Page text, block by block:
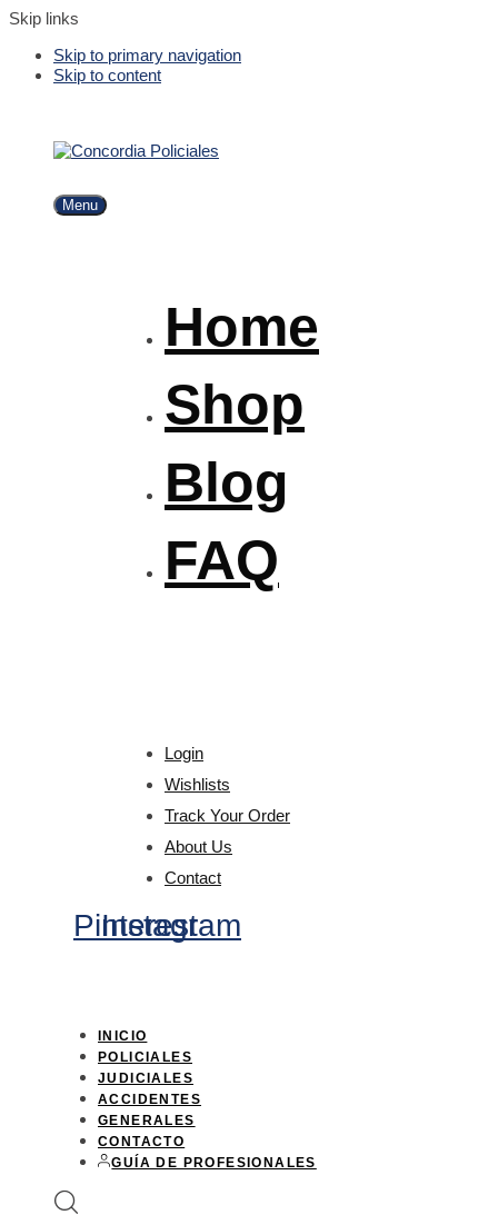
Skip links
Skip to primary navigation
Skip to content
Menu
Home
Shop
Blog
FAQ
Login
Wishlists
Track Your Order
About Us
Contact
Pinterest
Instagram
INICIO
POLICIALES
JUDICIALES
ACCIDENTES
GENERALES
CONTACTO
GUÍA DE PROFESIONALES